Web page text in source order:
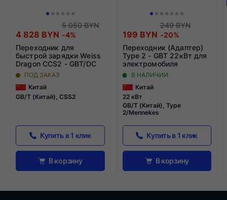
4 828 BYN
5 050 BYN
-4%
Переходник для
быстрой зарядки Weiss
Dragon CCS2 - GBT/DC
ПОД ЗАКАЗ
Китай
GB/T (Китай), CSS2
Купить в 1 клик
В корзину
199 BYN
249 BYN
-20%
Переходник (Адаптер)
Type 2 - GBT 22кВт для
электромобиля
В НАЛИЧИИ
Китай
22 кВт
GB/T (Китай), Type
2/Mennekes
Купить в 1 клик
В корзину